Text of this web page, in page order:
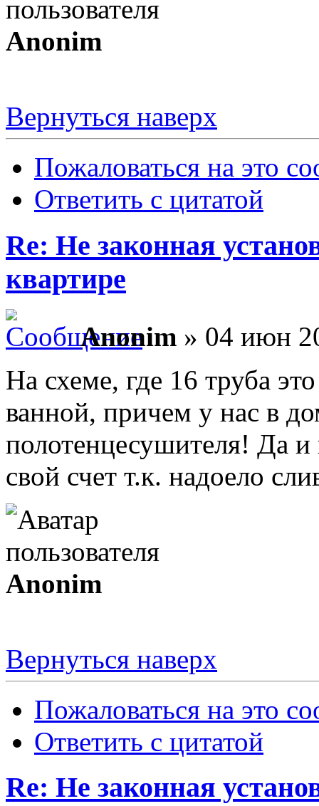
Anonim
Вернуться наверх
Пожаловаться на это
Ответить с цитатой
Re: Не законная
квартире
Anonim » 04 июн
На схеме, где 16 труба
ванной, причем у нас в
полотенцесушителя! Да и
свой счет т.к. надоело
Anonim
Вернуться наверх
Пожаловаться на это
Ответить с цитатой
Re: Не законная